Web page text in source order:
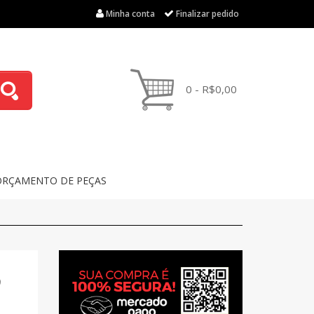
Minha conta Finalizar pedido
0 - R$0,00
DE PEÇAS